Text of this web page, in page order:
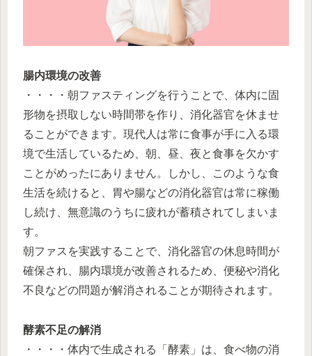
腸内環境の改善
・・・・朝ファスティングを行うことで、体内に固
形物を摂取しない時間帯を作り、消化器官を休ませ
ることができます。現代人は常に食事が手に入る環
境で生活しているため、朝、昼、夜と食事を欠かす
ことがめったにありません。しかし、このような食
生活を続けると、胃や腸などの消化器官は常に稼働
し続け、無意識のうちに疲れが蓄積されてしまいま
す。
朝ファスを実践することで、消化器官の休息時間が
確保され、腸内環境が改善されるため、便秘や消化
不良などの問題が解消されることが期待されます。
酵素不足の解消
・・・・体内で生成される「酵素」は、食べ物の消